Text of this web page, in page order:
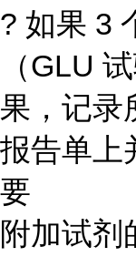
? 如果 3
（GLU
果，记录
报告单上
要
附加试剂